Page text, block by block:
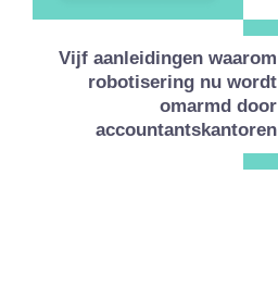
Vijf aanleidingen waarom
robotisering nu wordt
omarmd door
accountantskantoren